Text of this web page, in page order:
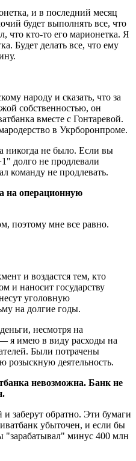
и в последний месяц
будет выполнять все, что
что кто-то его марионетка. Я
Будет делать все, что ему
народу и сказать, что за
собственностью, он
вместе с Гонтаревой.
в Укрборонпроме.
никогда не было. Если вы
долго не продлевали
команду не продлевать.
на операционную
поэтому мне все равно.
и воздастся тем, кто
и наносит государству
уголовную
на долгие годы.
несмотря на
я имею в виду расходы на
Были потрачены
розыскную деятельность.
невозможна. Банк не
заберут обратно. Эти бумаги
убыточен, и если бы
минус 400 млн